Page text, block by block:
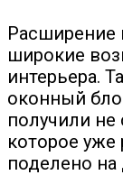
Расширение
широкие
интерьера.
оконный
получили
которое уже
поделено